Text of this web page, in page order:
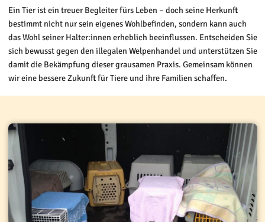
Ein Tier ist ein treuer Begleiter fürs Leben – doch seine Herkunft
bestimmt nicht nur sein eigenes Wohlbefinden, sondern kann auch
das Wohl seiner Halter:innen erheblich beeinflussen. Entscheiden Sie
sich bewusst gegen den illegalen Welpenhandel und unterstützen Sie
damit die Bekämpfung dieser grausamen Praxis. Gemeinsam können
wir eine bessere Zukunft für Tiere und ihre Familien schaffen.